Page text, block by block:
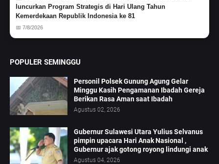
luncurkan Program Strategis di Hari Ulang Tahun
Kemerdekaan Republik Indonesia ke 81
📅 7/8/2026
POPULER SEMINGGU
Personil Polsek Gunung Agung Gelar
Minggu Kasih Pengamanan Ibadah Gereja
Berikan Rasa Aman saat Ibadah
Agustus 02, 2026
Gubernur Sulawesi Utara Yulius Selvanus
pimpin upacara Hari Anak Nasional ,
Gubernur ajak gotong royong lindungi anak
Agustus 04, 2026